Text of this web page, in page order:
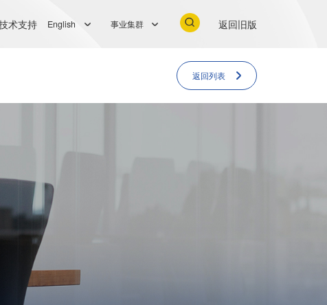
术支持 English 事业集群 返回旧版
返回列表